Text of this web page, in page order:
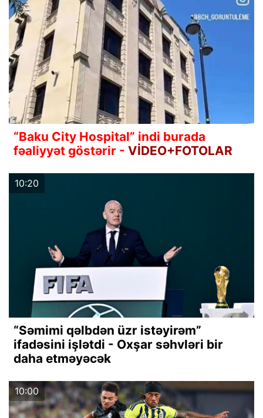
“Baku City Hospital” indi burada
fəaliyyət göstərir - VİDEO+FOTOLAR
10:20
“Səmimi qəlbdən üzr istəyirəm”
ifadəsini işlətdi - Oxşar səhvləri bir
daha etməyəcək
10:00